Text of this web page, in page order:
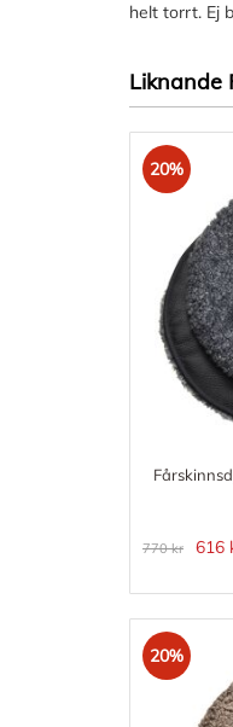
helt torrt. Ej
Liknande
20%
770 kr 616
20%